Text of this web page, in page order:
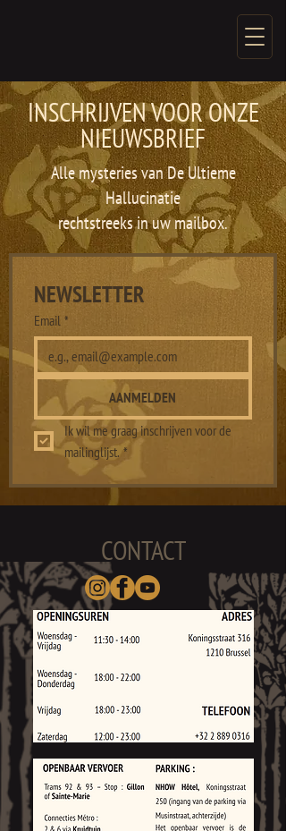
INSCHRIJVEN VOOR ONZE
NIEUWSBRIEF
Alle mysteries van De Ultieme
Hallucinatie
rechtstreeks in uw mailbox.
NEWSLETTER
Email *
AANMELDEN
Ik wil me graag inschrijven voor de
mailinglijst. *
CONTACT